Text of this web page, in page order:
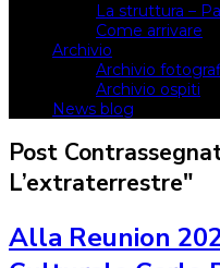
La struttura –
Come arrivare
Archivio
Archivio
Archivio ospiti
News blog
Post
L’extraterrestre"
Alla Reunion